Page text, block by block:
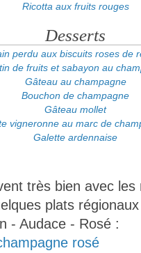
Ricotta aux fruits rouges
Desserts
perdu aux biscuits roses de
de fruits et sabayon au
Gâteau au champagne
Bouchon de champagne
Gâteau mollet
vigneronne au marc de
Galette ardennaise
très bien avec
plats
- Audace - Rosé :
rosé